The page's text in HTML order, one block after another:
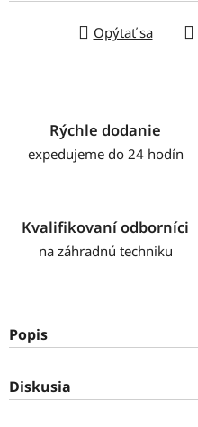
Opýtať sa
Rýchle dodanie
expedujeme do 24 hodín
Kvalifikovaní odborníci
na záhradnú techniku
Popis
Diskusia